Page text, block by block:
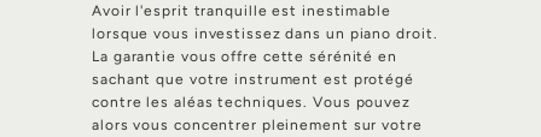
Avoir l'esprit tranquille est inestimable
lorsque vous investissez dans un piano droit.
La garantie vous offre cette sérénité en
sachant que votre instrument est protégé
contre les aléas techniques. Vous pouvez
alors vous concentrer pleinement sur votre